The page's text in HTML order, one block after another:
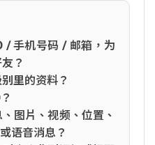
/ 手机号码 / 邮箱，为
？
里的资料？
图片、视频、位置、
语音消息？